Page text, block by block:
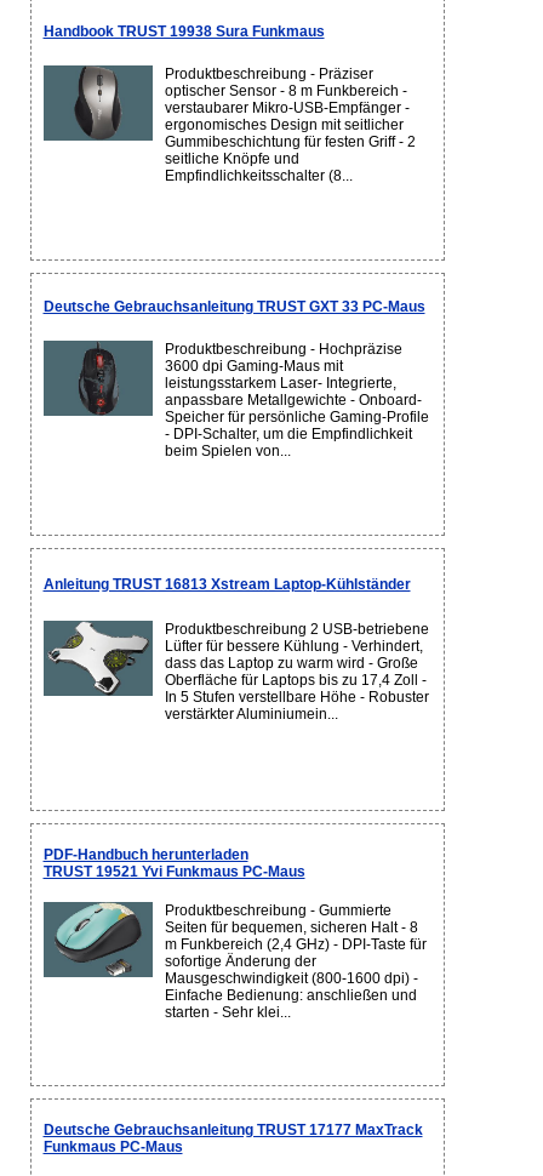
Handbook TRUST 19938 Sura Funkmaus
Produktbeschreibung - Präziser
optischer Sensor - 8 m Funkbereich -
verstaubarer Mikro-USB-Empfänger -
ergonomisches Design mit seitlicher
Gummibeschichtung für festen Griff - 2
seitliche Knöpfe und
Empfindlichkeitsschalter (8...
Deutsche Gebrauchsanleitung TRUST GXT 33 PC-Maus
Produktbeschreibung - Hochpräzise
3600 dpi Gaming-Maus mit
leistungsstarkem Laser- Integrierte,
anpassbare Metallgewichte - Onboard-
Speicher für persönliche Gaming-Profile
- DPI-Schalter, um die Empfindlichkeit
beim Spielen von...
Anleitung TRUST 16813 Xstream Laptop-Kühlständer
Produktbeschreibung 2 USB-betriebene
Lüfter für bessere Kühlung - Verhindert,
dass das Laptop zu warm wird - Große
Oberfläche für Laptops bis zu 17,4 Zoll -
In 5 Stufen verstellbare Höhe - Robuster
verstärkter Aluminiumein...
PDF-Handbuch herunterladen
TRUST 19521 Yvi Funkmaus PC-Maus
Produktbeschreibung - Gummierte
Seiten für bequemen, sicheren Halt - 8
m Funkbereich (2,4 GHz) - DPI-Taste für
sofortige Änderung der
Mausgeschwindigkeit (800-1600 dpi) -
Einfache Bedienung: anschließen und
starten - Sehr klei...
Deutsche Gebrauchsanleitung TRUST 17177 MaxTrack
Funkmaus PC-Maus